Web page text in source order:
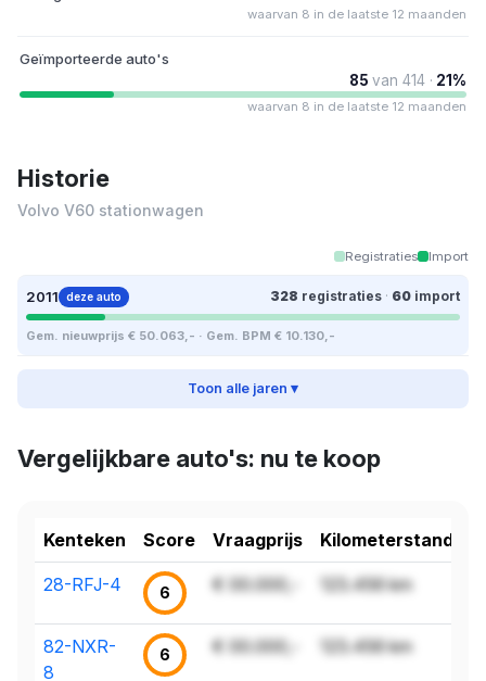
waarvan 8 in de laatste 12 maanden
Geïmporteerde auto's
85 van 414 · 21%
waarvan 8 in de laatste 12 maanden
Historie
Volvo V60 stationwagen
Registraties Import
2011 deze auto 328 registraties · 60 import
Gem. nieuwprijs € 50.063,- · Gem. BPM € 10.130,-
Toon alle jaren ▾
Vergelijkbare auto's: nu te koop
Kenteken Score Vraagprijs Kilometerstand
28-RFJ-4 6 € 00.000,- 123.456 km
82-NXR-
8
6 € 00.000,- 123.456 km